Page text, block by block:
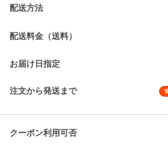
配送方法
配送料金（送料）
お届け日指定
注文から発送まで
クーポン利用可否